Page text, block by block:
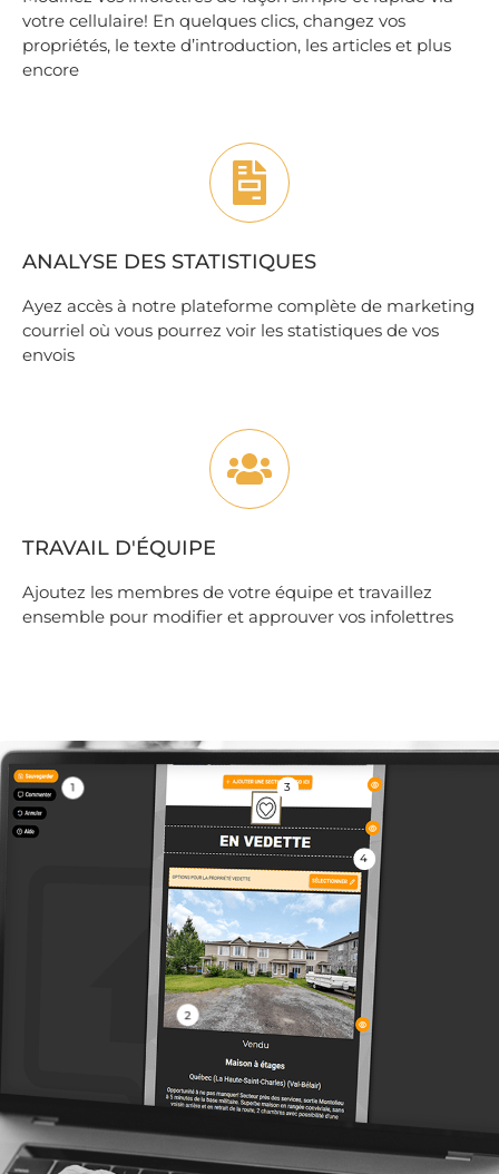
votre cellulaire! En quelques clics, changez vos
propriétés, le texte d’introduction, les articles et plus
encore
ANALYSE DES STATISTIQUES
Ayez accès à notre plateforme complète de marketing
courriel où vous pourrez voir les statistiques de vos
envois
TRAVAIL D'ÉQUIPE
Ajoutez les membres de votre équipe et travaillez
ensemble pour modifier et approuver vos infolettres
1
2
3
4